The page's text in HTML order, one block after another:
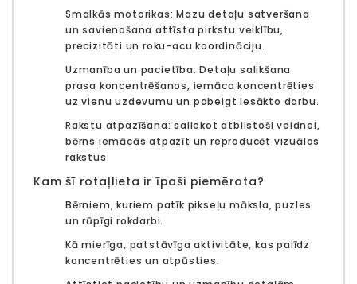
Smalkās motorikas: Mazu detaļu satveršana
un savienošana attīsta pirkstu veiklību,
precizitāti un roku-acu koordināciju.
Uzmanība un pacietība: Detaļu salikšana
prasa koncentrēšanos, iemāca koncentrēties
uz vienu uzdevumu un pabeigt iesākto darbu.
Rakstu atpazīšana: saliekot atbilstoši veidnei,
bērns iemācās atpazīt un reproducēt vizuālos
rakstus.
Kam šī rotaļlieta ir īpaši piemērota?
Bērniem, kuriem patīk pikseļu māksla, puzles
un rūpīgi rokdarbi.
Kā mierīga, patstāvīga aktivitāte, kas palīdz
koncentrēties un atpūsties.